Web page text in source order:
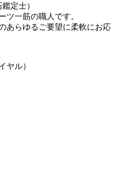
定士）
ツ一筋の職人です。
あらゆるご要望に柔軟にお応
ヤル）